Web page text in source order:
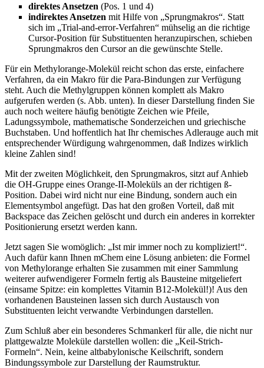
direktes Ansetzen (Pos. 1 und 4)
indirektes Ansetzen mit Hilfe von „Sprungmakros“. Statt
sich im „Trial-and-error-Verfahren“ mühselig an die richtige
Cursor-Position für Substituenten heranzupirschen, schieben
Sprungmakros den Cursor an die gewünschte Stelle.
Für ein Methylorange-Molekül reicht schon das erste, einfachere
Verfahren, da ein Makro für die Para-Bindungen zur Verfügung
steht. Auch die Methylgruppen können komplett als Makro
aufgerufen werden (s. Abb. unten). In dieser Darstellung finden Sie
auch noch weitere häufig benötigte Zeichen wie Pfeile,
Ladungssymbole, mathematische Sonderzeichen und griechische
Buchstaben. Und hoffentlich hat Ihr chemisches Adlerauge auch mit
entsprechender Würdigung wahrgenommen, daß Indizes wirklich
kleine Zahlen sind!
Mit der zweiten Möglichkeit, den Sprungmakros, sitzt auf Anhieb
die OH-Gruppe eines Orange-II-Moleküls an der richtigen ß-
Position. Dabei wird nicht nur eine Bindung, sondern auch ein
Elementsymbol angefügt. Das hat den großen Vorteil, daß mit
Backspace das Zeichen gelöscht und durch ein anderes in korrekter
Positionierung ersetzt werden kann.
Jetzt sagen Sie womöglich: „Ist mir immer noch zu kompliziert!“.
Auch dafür kann Ihnen mChem eine Lösung anbieten: die Formel
von Methylorange erhalten Sie zusammen mit einer Sammlung
weiterer aufwendigerer Formeln fertig als Bausteine mitgeliefert
(einsame Spitze: ein komplettes Vitamin B12-Molekül!)! Aus den
vorhandenen Bausteinen lassen sich durch Austausch von
Substituenten leicht verwandte Verbindungen darstellen.
Zum Schluß aber ein besonderes Schmankerl für alle, die nicht nur
plattgewalzte Moleküle darstellen wollen: die „Keil-Strich-
Formeln“. Nein, keine altbabylonische Keilschrift, sondern
Bindungssymbole zur Darstellung der Raumstruktur.